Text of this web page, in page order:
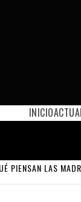
INICIO
PIENSAN LAS